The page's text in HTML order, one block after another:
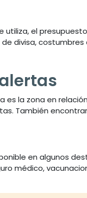
utiliza, el
divisa,
es la zona en
También
en algunos
médico,